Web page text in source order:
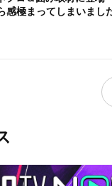
極まってしまいまし